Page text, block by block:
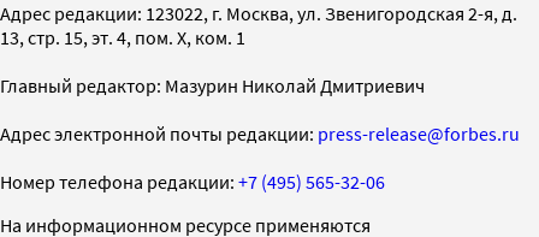
Адрес редакции: 123022, г. Москва, ул. Звенигородская 2-я, д.
13, стр. 15, эт. 4, пом. X, ком. 1
Главный редактор: Мазурин Николай Дмитриевич
Адрес электронной почты редакции: press-release@forbes.ru
Номер телефона редакции: +7 (495) 565-32-06
На информационном ресурсе применяются